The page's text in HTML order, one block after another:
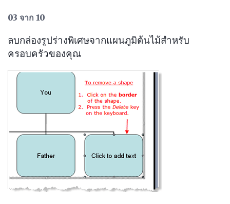
03 จาก 10
ลบกล่องรูปร่างพิเศษจากแผนภูมิต้นไม้สำหรับ
ครอบครัวของคุณ